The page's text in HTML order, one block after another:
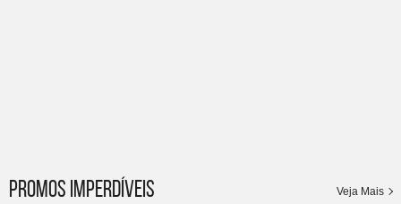
Promos imperdíveis Veja Mais